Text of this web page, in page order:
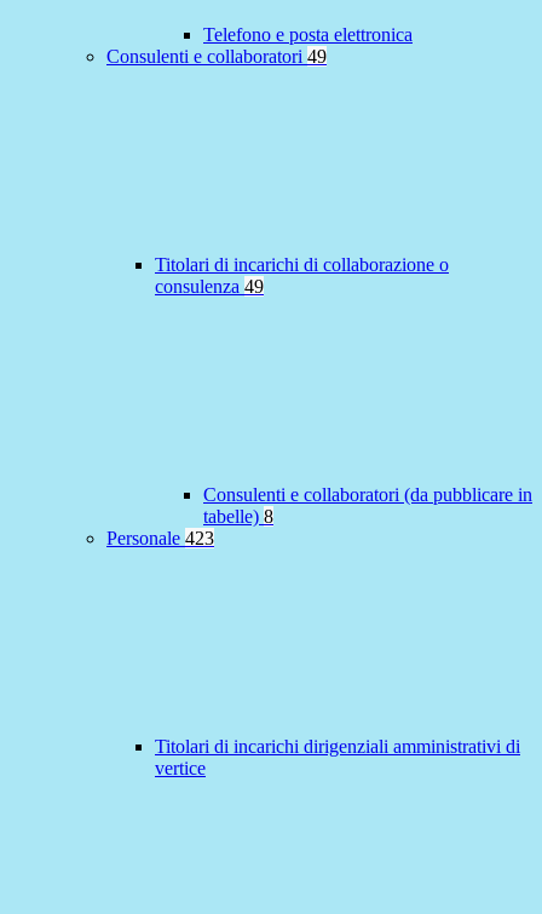
Telefono e posta elettronica
Consulenti e collaboratori 49
Titolari di incarichi di collaborazione o
consulenza 49
Consulenti e collaboratori (da pubblicare in
tabelle) 8
Personale 423
Titolari di incarichi dirigenziali amministrativi di
vertice